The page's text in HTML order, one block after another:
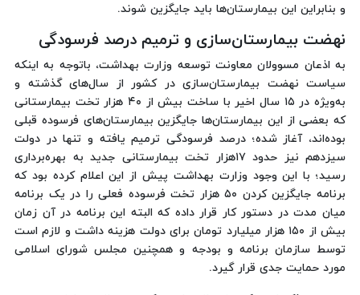
و بنابراین این بیمارستان‌ها باید جایگزین شوند.
نهضت بیمارستان‌سازی و ترمیم درصد فرسودگی
به اذعان مسوولان معاونت توسعه وزارت بهداشت، باتوجه به اینکه
سیاست نهضت بیمارستان‌سازی در کشور از سال‌های گذشته و
به‌ویژه در ۱۵ سال اخیر با ساخت بیش از ۴۰ هزار تخت بیمارستانی
که بعضی از این بیمارستان‌ها جایگزین بیمارستان‌های فرسوده قبلی
بوده‌اند، آغاز شده؛ درصد فرسودگی ترمیم یافته و تنها در دولت
سیزدهم نیز حدود ۱۷هزار تخت بیمارستانی جدید به بهره‌برداری
رسید؛ با این وجود وزارت بهداشت پیش از این اعلام کرده بود که
برنامه جایگزین کردن ۵۰ هزار تخت فرسوده فعلی را در یک برنامه
میان مدت در دستور کار قرار داده که البته این برنامه در آن زمان
بیش از ۱۵۰ هزار میلیارد تومان برای دولت هزینه داشت و لازم است
توسط سازمان برنامه و بودجه و همچنین مجلس شورای اسلامی
مورد حمایت جدی قرار گیرد.